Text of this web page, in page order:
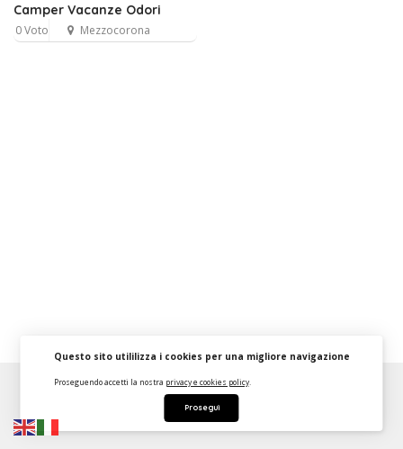
Camper Vacanze Odori
0 Voto Mezzocorona
FAQ Strumenti Dashboard
Questo sito utililizza i cookies per una migliore navigazione
Proseguendo accetti la nostra privacy e cookies policy.
Prosegui